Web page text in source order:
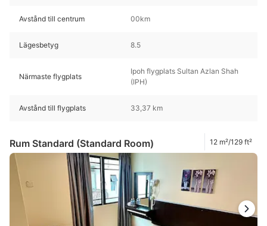
Avstånd till centrum 00km
Lägesbetyg 8.5
Närmaste flygplats
Ipoh flygplats Sultan Azlan Shah
(IPH)
Avstånd till flygplats 33,37 km
Rum Standard (Standard Room) 12 m²/129 ft²